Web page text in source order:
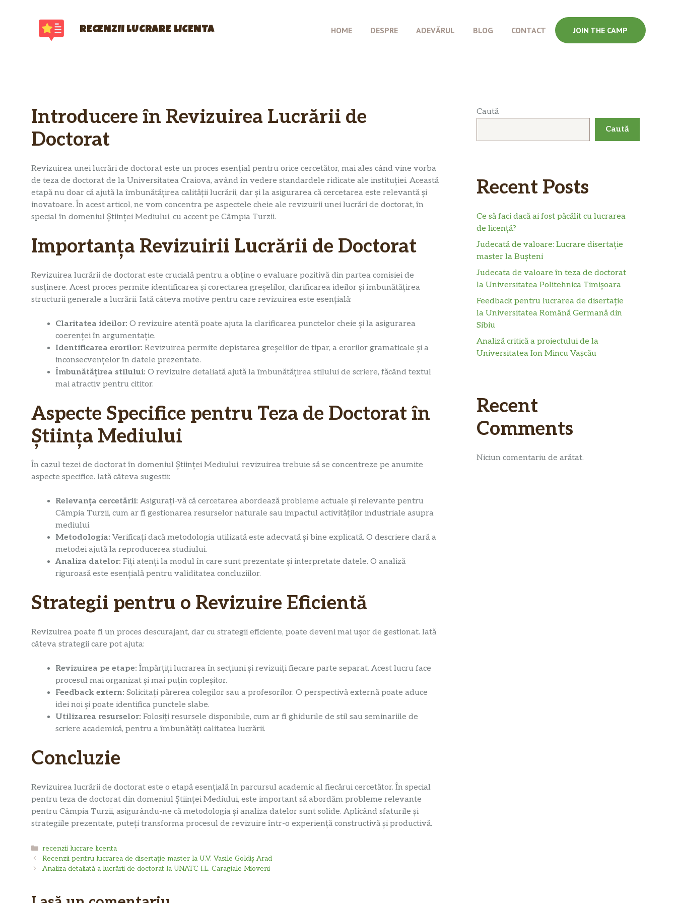
RECENZII LUCRARE LICENTA HOME DESPRE ADEVĂRUL BLOG CONTACT JOIN THE CAMP
Introducere în Revizuirea Lucrării de
Doctorat
Revizuirea unei lucrări de doctorat este un proces esențial pentru orice cercetător, mai ales când vine vorba
de teza de doctorat de la Universitatea Craiova, având în vedere standardele ridicate ale instituției. Această
etapă nu doar că ajută la îmbunătățirea calității lucrării, dar și la asigurarea că cercetarea este relevantă și
inovatoare. În acest articol, ne vom concentra pe aspectele cheie ale revizuirii unei lucrări de doctorat, în
special în domeniul Științei Mediului, cu accent pe Câmpia Turzii.
Importanța Revizuirii Lucrării de Doctorat
Revizuirea lucrării de doctorat este crucială pentru a obține o evaluare pozitivă din partea comisiei de
susținere. Acest proces permite identificarea și corectarea greșelilor, clarificarea ideilor și îmbunătățirea
structurii generale a lucrării. Iată câteva motive pentru care revizuirea este esențială:
Claritatea ideilor: O revizuire atentă poate ajuta la clarificarea punctelor cheie și la asigurarea
coerenței în argumentație.
Identificarea erorilor: Revizuirea permite depistarea greșelilor de tipar, a erorilor gramaticale și a
inconsecvențelor în datele prezentate.
Îmbunătățirea stilului: O revizuire detaliată ajută la îmbunătățirea stilului de scriere, făcând textul
mai atractiv pentru cititor.
Aspecte Specifice pentru Teza de Doctorat în
Știința Mediului
În cazul tezei de doctorat în domeniul Științei Mediului, revizuirea trebuie să se concentreze pe anumite
aspecte specifice. Iată câteva sugestii:
Relevanța cercetării: Asigurați-vă că cercetarea abordează probleme actuale și relevante pentru
Câmpia Turzii, cum ar fi gestionarea resurselor naturale sau impactul activităților industriale asupra
mediului.
Metodologia: Verificați dacă metodologia utilizată este adecvată și bine explicată. O descriere clară a
metodei ajută la reproducerea studiului.
Analiza datelor: Fiți atenți la modul în care sunt prezentate și interpretate datele. O analiză
riguroasă este esențială pentru validitatea concluziilor.
Strategii pentru o Revizuire Eficientă
Revizuirea poate fi un proces descurajant, dar cu strategii eficiente, poate deveni mai ușor de gestionat. Iată
câteva strategii care pot ajuta:
Revizuirea pe etape: Împărțiți lucrarea în secțiuni și revizuiți fiecare parte separat. Acest lucru face
procesul mai organizat și mai puțin copleșitor.
Feedback extern: Solicitați părerea colegilor sau a profesorilor. O perspectivă externă poate aduce
idei noi și poate identifica punctele slabe.
Utilizarea resurselor: Folosiți resursele disponibile, cum ar fi ghidurile de stil sau seminariile de
scriere academică, pentru a îmbunătăți calitatea lucrării.
Concluzie
Revizuirea lucrării de doctorat este o etapă esențială în parcursul academic al fiecărui cercetător. În special
pentru teza de doctorat din domeniul Științei Mediului, este important să abordăm probleme relevante
pentru Câmpia Turzii, asigurându-ne că metodologia și analiza datelor sunt solide. Aplicând sfaturile și
strategiile prezentate, puteți transforma procesul de revizuire într-o experiență constructivă și productivă.
Categorii
recenzii lucrare licenta
Recenzii pentru lucrarea de disertație master la U.V. Vasile Goldiș Arad
Analiza detaliată a lucrării de doctorat la UNATC I.L. Caragiale Mioveni
Caută
Caută
Recent Posts
Ce să faci dacă ai fost păcălit cu lucrarea
de licență?
Judecată de valoare: Lucrare disertație
master la Bușteni
Judecata de valoare în teza de doctorat
la Universitatea Politehnica Timișoara
Feedback pentru lucrarea de disertație
la Universitatea Română Germană din
Sibiu
Analiză critică a proiectului de la
Universitatea Ion Mincu Vașcău
Recent
Comments
Niciun comentariu de arătat.